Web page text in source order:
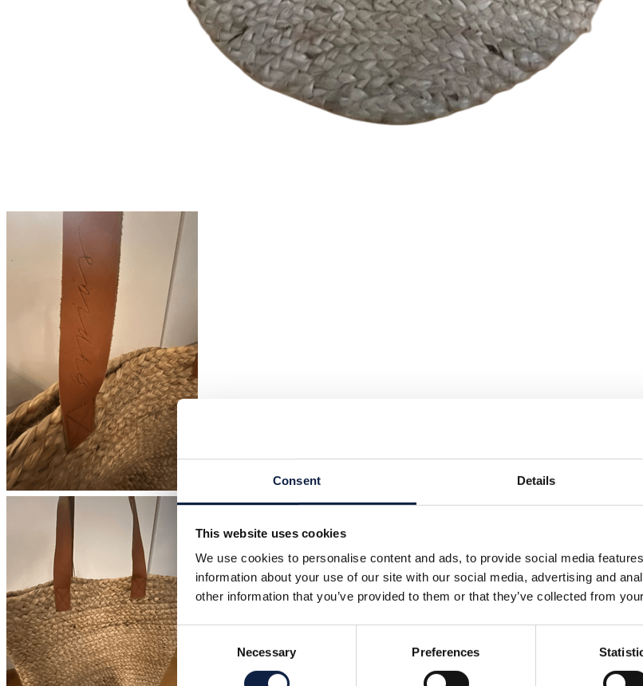
Consent Details
This website uses cookies
We use cookies to personalise content and ads, to provide social media
information about your use of our site with our social media, advertising and
other information that you’ve provided to them or that they’ve collected from
Consent
Necessary Preferences